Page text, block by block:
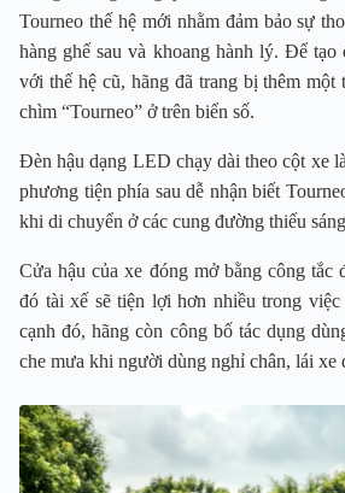
Tourneo thế hệ mới nhằm đảm bảo sự
hàng ghế sau và khoang hành lý. Để tạo
với thế hệ cũ, hãng đã trang bị thêm một
chìm “Tourneo” ở trên biển số.
Đèn hậu dạng LED chạy dài theo cột xe
phương tiện phía sau dễ nhận biết
khi di chuyển ở các cung đường thiếu
Cửa hậu của xe đóng mở bằng công
đó tài xế sẽ tiện lợi hơn nhiều trong
cạnh đó, hãng còn công bố tác dụng
che mưa khi người dùng nghỉ chân, lái